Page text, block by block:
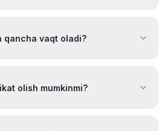
qancha vaqt oladi?
olish mumkinmi?